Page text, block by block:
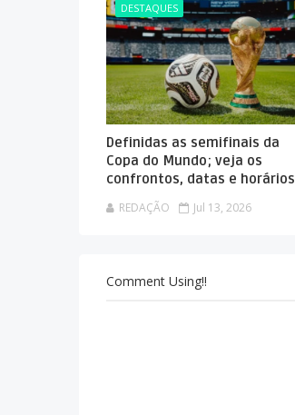
DESTAQUES
Definidas as semifinais da
Copa do Mundo; veja os
confrontos, datas e horários
REDAÇÃO Jul 13, 2026
Comment Using!!